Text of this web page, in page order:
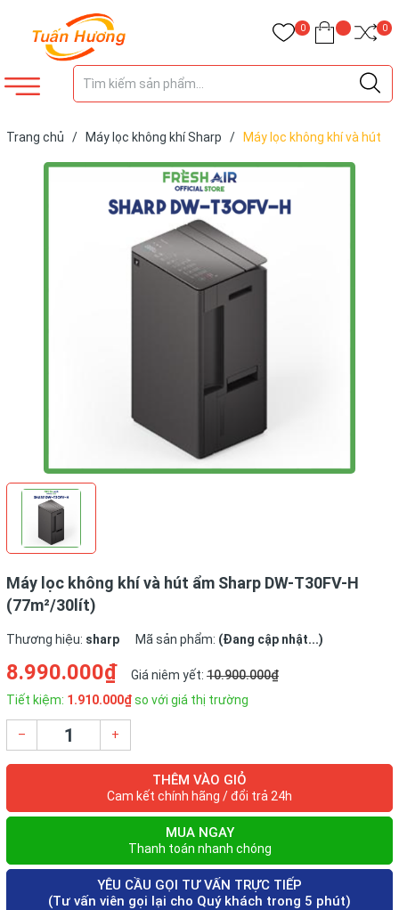
0 0
Trang chủ / Máy lọc không khí Sharp /
Máy lọc không khí và hút
Máy lọc không khí và hút ẩm Sharp DW-T30FV-H
(77m²/30lít)
Thương hiệu: sharp Mã sản phẩm: (Đang cập nhật...)
8.990.000₫ Giá niêm yết: 10.900.000₫
Tiết kiệm: 1.910.000₫so với giá thị trường
– +
THÊM VÀO GIỎ
Cam kết chính hãng / đổi trả 24h
MUA NGAY
Thanh toán nhanh chóng
YÊU CẦU GỌI TƯ VẤN TRỰC TIẾP
(Tư vấn viên gọi lại cho Quý khách trong 5 phút)